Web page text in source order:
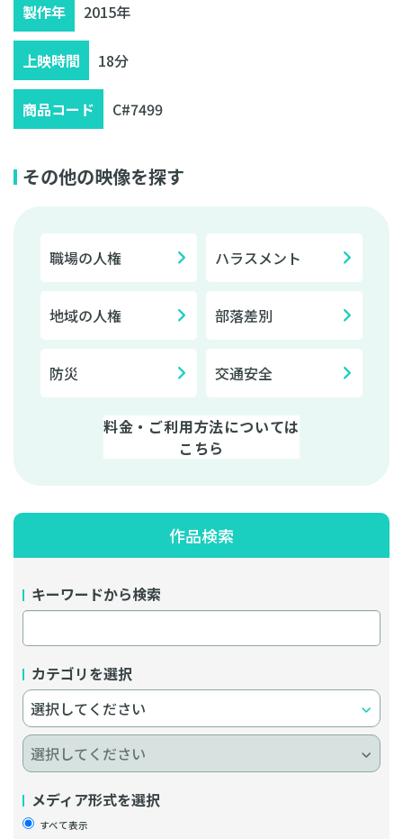
製作年 2015年
上映時間 18分
商品コード C#7499
その他の映像を探す
職場の人権 ハラスメント
地域の人権 部落差別
防災 交通安全
料金・ご利用方法については
こちら
作品検索
キーワードから検索
カテゴリを選択
メディア形式を選択
すべて表示